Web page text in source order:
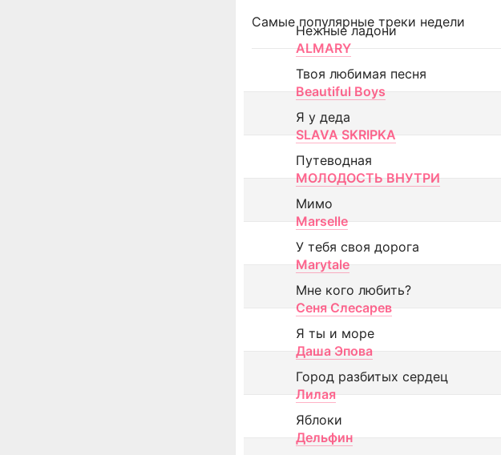
Самые популярные треки недели
Нежные ладони
ALMARY
Твоя любимая песня
Beautiful Boys
Я у деда
SLAVA SKRIPKA
Путеводная
МОЛОДОСТЬ ВНУТРИ
Мимо
Marselle
У тебя своя дорога
Marytale
Мне кого любить?
Сеня Слесарев
Я ты и море
Даша Эпова
Город разбитых сердец
Лилая
Яблоки
Дельфин